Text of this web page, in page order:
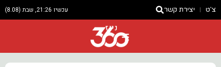
צ'ט יצירת קשר עכשיו 21:26, שבת (8.08)
ניוז